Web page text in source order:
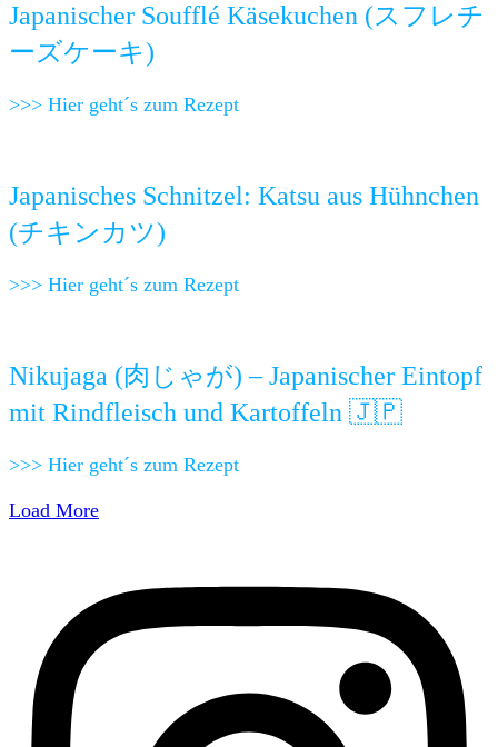
Japanischer Soufflé Käsekuchen (スフレチ
ーズケーキ)
>>> Hier geht´s zum Rezept
Japanisches Schnitzel: Katsu aus Hühnchen
(チキンカツ)
>>> Hier geht´s zum Rezept
Nikujaga (肉じゃが) – Japanischer Eintopf
mit Rindfleisch und Kartoffeln 🇯🇵
>>> Hier geht´s zum Rezept
Load More